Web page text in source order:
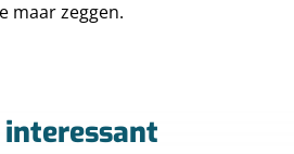
maar zeggen.
interessant
FOOD & BEVERAGE
CYBER SECURITY
CASES
OVER ICT DWG
SERVICEDESK